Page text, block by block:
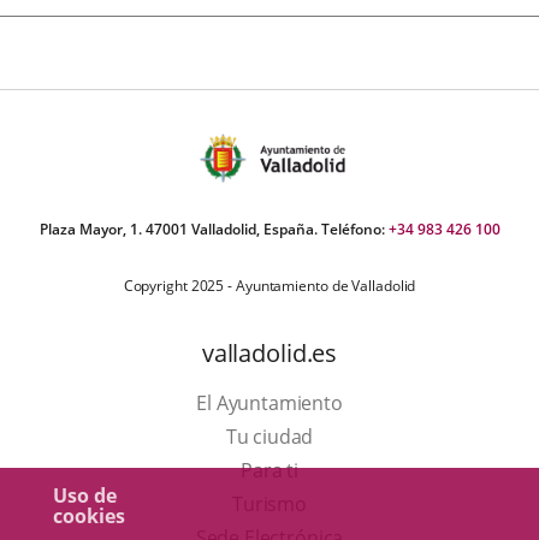
Uso de
cookies
Plaza Mayor, 1. 47001 Valladolid, España. Teléfono:+34 983 426 100
Copyright 2025 - Ayuntamiento de Valladolid
valladolid.es
El Ayuntamiento
Tu ciudad
Para ti